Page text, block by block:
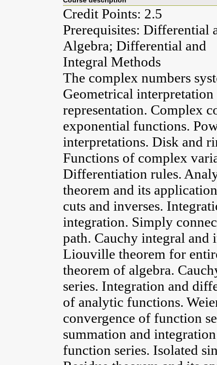
Credit Points: 2.5
Prerequisites: Differential
Algebra; Differential and
Integral Methods
The complex numbers
Geometrical
representation. Complex
exponential functions.
interpretations. Disk and
Functions of complex
Differentiation rules.
theorem and its
cuts and inverses.
integration. Simply
path. Cauchy integral and
Liouville theorem for
theorem of algebra.
series. Integration and
of analytic functions.
convergence of function
summation and
function series. Isolated